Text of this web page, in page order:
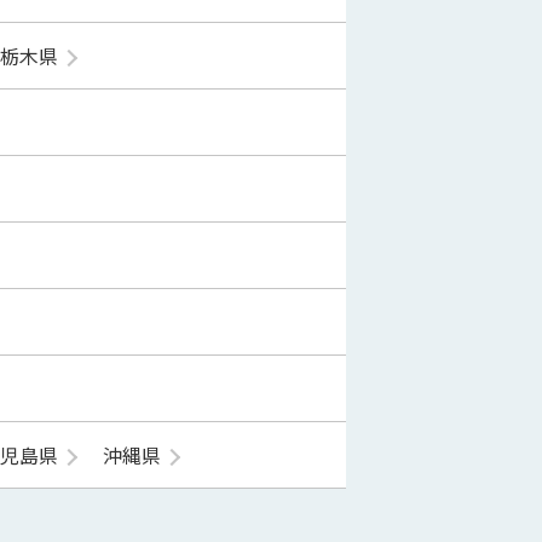
栃木県
島県 沖縄県